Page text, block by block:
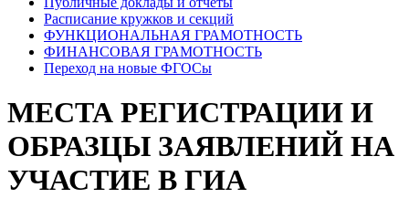
Расписание кружков и секций
ФУНКЦИОНАЛЬНАЯ ГРАМОТНОСТЬ
ФИНАНСОВАЯ ГРАМОТНОСТЬ
Переход на новые ФГОСы
МЕСТА РЕГИСТРАЦИИ И
ОБРАЗЦЫ ЗАЯВЛЕНИЙ НА
УЧАСТИЕ В ГИА